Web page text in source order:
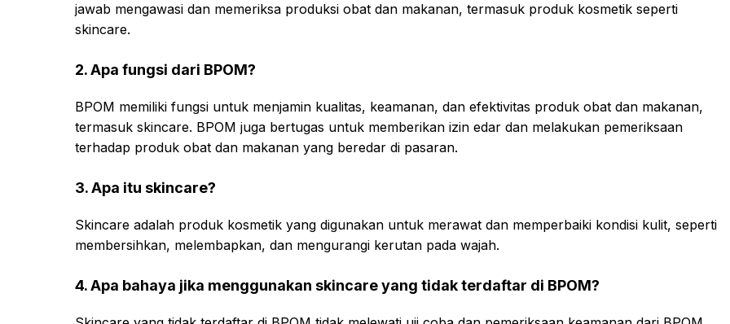
jawab mengawasi dan memeriksa produksi obat dan makanan, termasuk produk kosmetik seperti
skincare.
2. Apa fungsi dari BPOM?
BPOM memiliki fungsi untuk menjamin kualitas, keamanan, dan efektivitas produk obat dan makanan,
termasuk skincare. BPOM juga bertugas untuk memberikan izin edar dan melakukan pemeriksaan
terhadap produk obat dan makanan yang beredar di pasaran.
3. Apa itu skincare?
Skincare adalah produk kosmetik yang digunakan untuk merawat dan memperbaiki kondisi kulit, seperti
membersihkan, melembapkan, dan mengurangi kerutan pada wajah.
4. Apa bahaya jika menggunakan skincare yang tidak terdaftar di BPOM?